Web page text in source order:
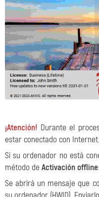
¡Atención! Durante el
estar conectado con Internet.
Si su ordenador no está
método de Activación offline:
Se abrirá un mensaje que